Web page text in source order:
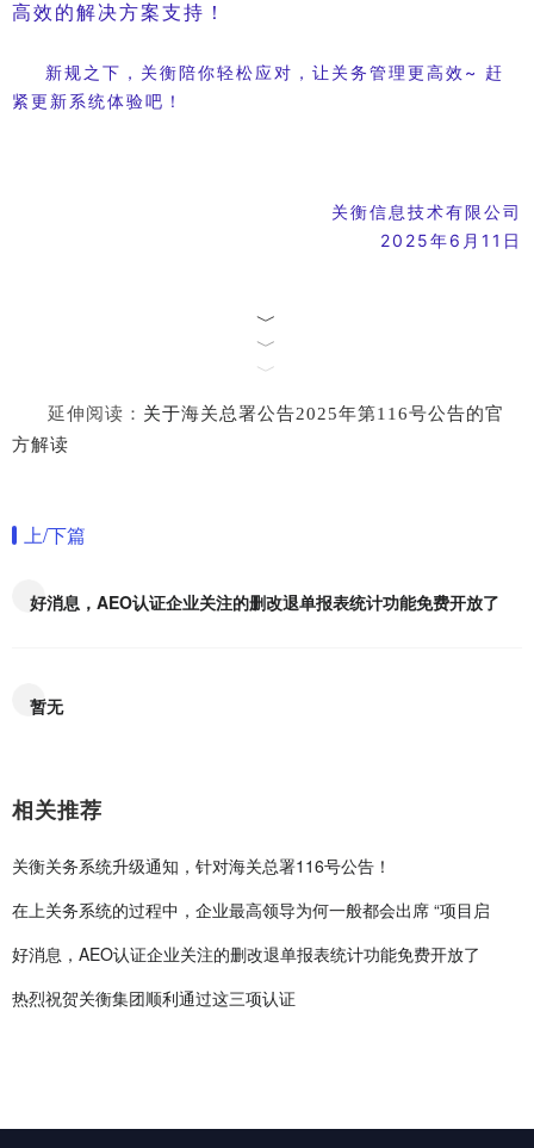
高效的解决方案支持！
新规之下，关衡陪你轻松应对，让关务管理更高效~ 赶
紧更新系统体验吧！
关衡信息技术有限公司
2025年6月11日
﹀
﹀
﹀
延伸阅读： 关于海关总署公告2025年第116号公告的官
方解读
上/下篇
好消息，AEO认证企业关注的删改退单报表统计功能免费开放了
暂无
相关推荐
关衡关务系统升级通知，针对海关总署116号公告！
在上关务系统的过程中，企业最高领导为何一般都会出席 “项目启
好消息，AEO认证企业关注的删改退单报表统计功能免费开放了
热烈祝贺关衡集团顺利通过这三项认证